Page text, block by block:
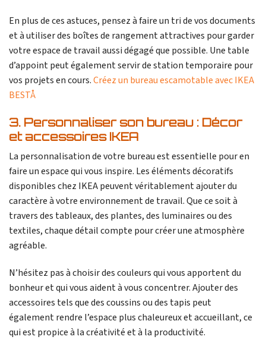
En plus de ces astuces, pensez à faire un tri de vos documents
et à utiliser des boîtes de rangement attractives pour garder
votre espace de travail aussi dégagé que possible. Une table
d’appoint peut également servir de station temporaire pour
vos projets en cours.Créez un bureau escamotable avec IKEA
BESTÅ
3. Personnaliser son bureau : Décor
et accessoires IKEA
La personnalisation de votre bureau est essentielle pour en
faire un espace qui vous inspire. Les éléments décoratifs
disponibles chez IKEA peuvent véritablement ajouter du
caractère à votre environnement de travail. Que ce soit à
travers des tableaux, des plantes, des luminaires ou des
textiles, chaque détail compte pour créer une atmosphère
agréable.
N’hésitez pas à choisir des couleurs qui vous apportent du
bonheur et qui vous aident à vous concentrer. Ajouter des
accessoires tels que des coussins ou des tapis peut
également rendre l’espace plus chaleureux et accueillant, ce
qui est propice à la créativité et à la productivité.